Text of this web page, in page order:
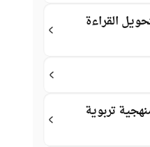
القراءة
تربوية